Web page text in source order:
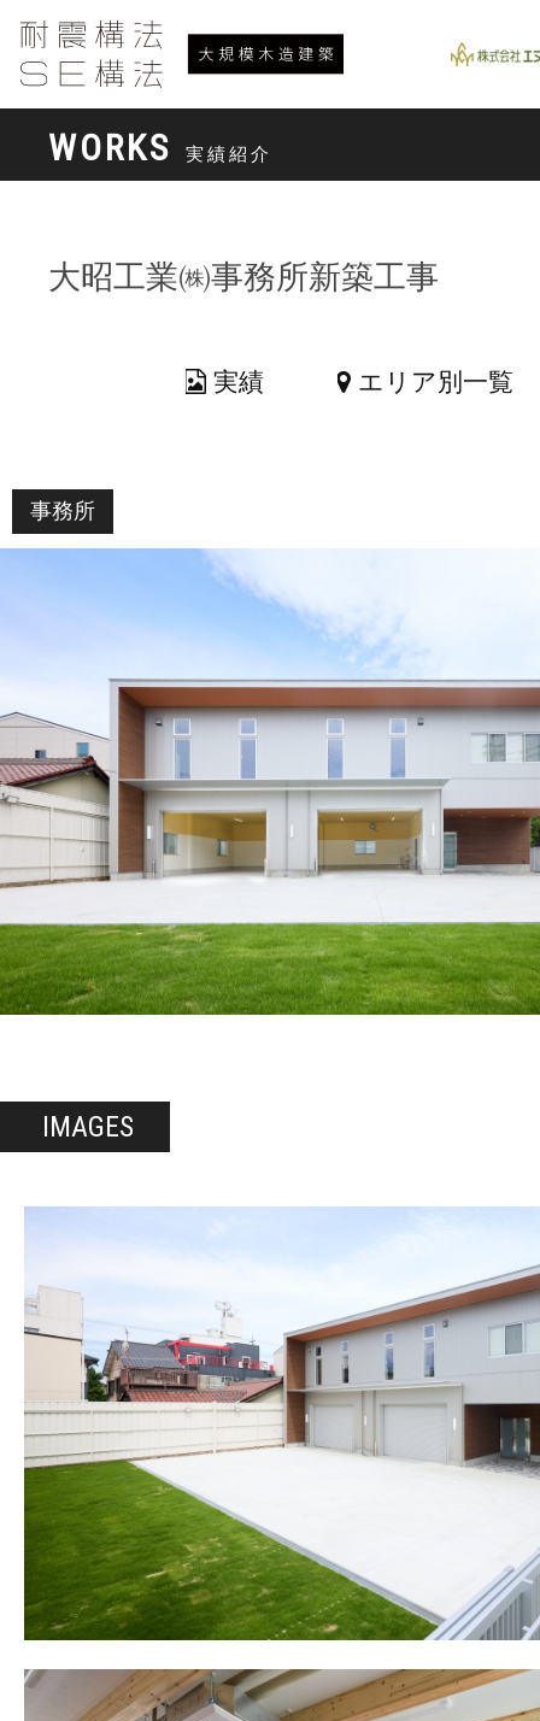
WORKS 実績紹介
大昭工業㈱事務所新築工事
実績 エリア別一覧
事務所
IMAGES